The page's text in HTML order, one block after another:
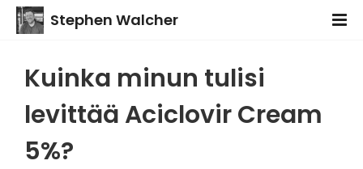
Stephen Walcher
Kuinka minun tulisi
levittää Aciclovir Cream
5%?